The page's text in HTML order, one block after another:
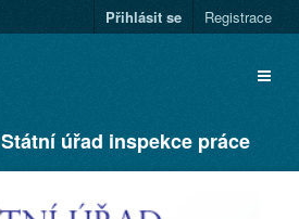
Přihlásit se Registrace
Státní úřad inspekce práce